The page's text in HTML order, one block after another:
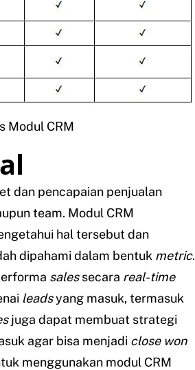
Modul CRM
dan pencapaian penjualan
team. Modul CRM
hal tersebut dan
dipahami dalam bentuk metric.
salessecara real-time
leadsyang masuk, termasuk
juga dapat membuat strategi
agar bisa menjadi close won
menggunakan modul CRM